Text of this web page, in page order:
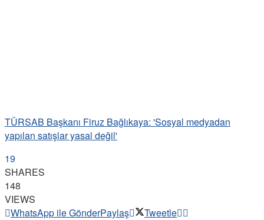
TÜRSAB Başkanı Firuz Bağlıkaya: 'Sosyal medyadan
yapılan satışlar yasal değil'
19
SHARES
148
VIEWS
WhatsApp ile GönderPaylaş Tweetle